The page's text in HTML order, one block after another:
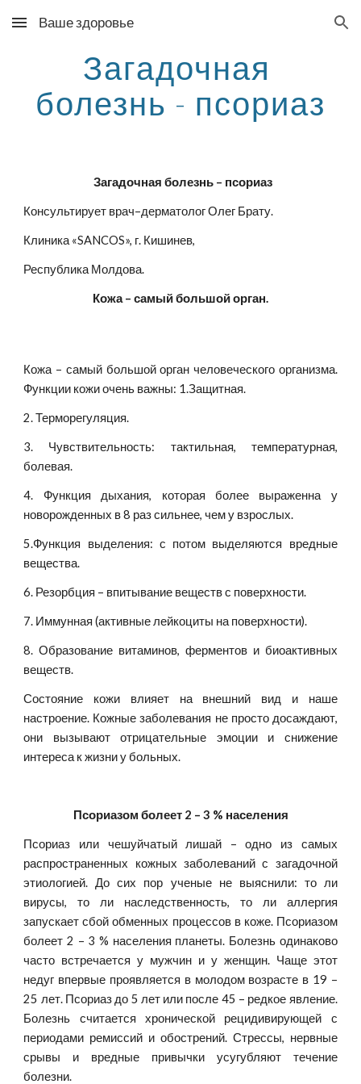
Skip to main content Skip to navigation
Ваше здоровье
Загадочная
болезнь - псориаз
Загадочная болезнь – псориаз
Консультирует врач–дерматолог Олег Брату.
Клиника «SANCOS», г. Кишинев,
Республика Молдова.
Кожа – самый большой орган.
Кожа – самый большой орган человеческого организма.
Функции кожи очень важны: 1.Защитная.
2. Терморегуляция.
3. Чувствительность: тактильная, температурная,
болевая.
4. Функция дыхания, которая более выраженна у
новорожденных в 8 раз сильнее, чем у взрослых.
5.Функция выделения: с потом выделяются вредные
вещества.
6. Резорбция – впитывание веществ с поверхности.
7. Иммунная (активные лейкоциты на поверхности).
8. Образование витаминов, ферментов и биоактивных
веществ.
Состояние кожи влияет на внешний вид и наше
настроение. Кожные заболевания не просто досаждают,
они вызывают отрицательные эмоции и снижение
интереса к жизни у больных.
Псориазом болеет 2 – 3 % населения
Псориаз или чешуйчатый лишай – одно из самых
распространенных кожных заболеваний с загадочной
этиологией. До сих пор ученые не выяснили: то ли
вирусы, то ли наследственность, то ли аллергия
запускает сбой обменных процессов в коже. Псориазом
болеет 2 – 3 % населения планеты. Болезнь одинаково
часто встречается у мужчин и у женщин. Чаще этот
недуг впервые проявляется в молодом возрасте в 19 –
25 лет. Псориаз до 5 лет или после 45 – редкое явление.
Болезнь считается хронической рецидивирующей с
периодами ремиссий и обострений. Стрессы, нервные
срывы и вредные привычки усугубляют течение
болезни.